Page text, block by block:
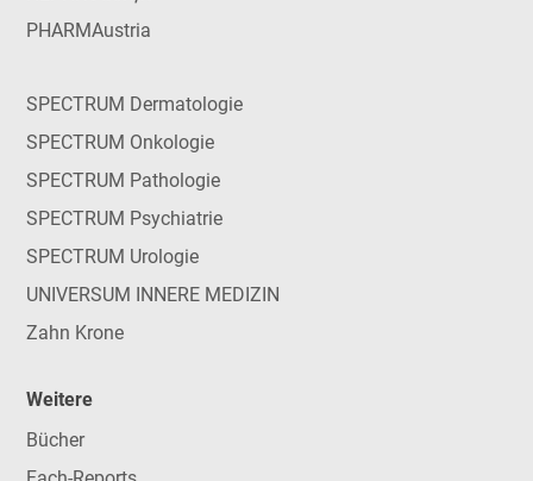
PHARMAustria
SPECTRUM Dermatologie
SPECTRUM Onkologie
SPECTRUM Pathologie
SPECTRUM Psychiatrie
SPECTRUM Urologie
UNIVERSUM INNERE MEDIZIN
Zahn Krone
Weitere
Bücher